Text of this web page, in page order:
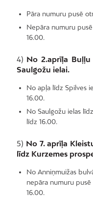
Pāra numuru pusē
Nepāra numuru
16.00.
4) No 2.aprīļa
Saulgožu ielai.
No apļa līdz Spilves
16.00.
No Saulgožu ielas
līdz 16.00.
5) No 7. aprīļa
līdz Kurzemes
No Anniņmuižas
nepāra numuru
16.00.